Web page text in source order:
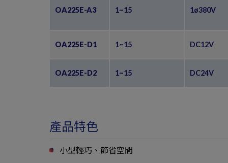
OA225E-A3 1~15 1ø380V
OA225E-D1 1~15 DC12V
OA225E-D2 1~15 DC24V
產品特色
小型輕巧、節省空間